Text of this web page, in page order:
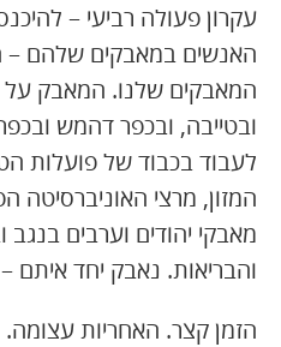
עקרון פעולה רביעי –
האנשים במאבקים שלהם
המאבקים שלנו. המאבק על
ובטייבה, ובכפר דהמש
לעבוד בכבוד של פועלות
המזון, מרצי האוניברסיטה
מאבקי יהודים וערבים
והבריאות. נאבק יחד איתם
הזמן קצר. האחריות